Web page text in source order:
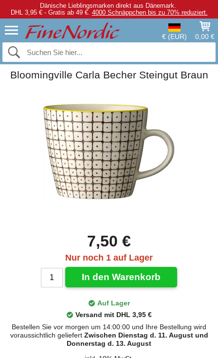
Dänische Lieblingsmarken direkt aus Dänemark.
DHL 3,95 € - Gratis ab 49 €. 4000 Schnäppchen bis zu 70% reduziert.
€ (EUR) 0,00 €
Bloomingville Carla Becher Steingut Braun
7,50 €
Nur noch 1 auf Lager
In den Warenkorb
Auf Lager
Versand mit DHL 3,95 €
Bestellen Sie vor morgen um 14:00:00 und Ihre Bestellung wird
voraussichtlich geliefert Zwischen Dienstag d. 11. August und
Donnerstag d. 13. August